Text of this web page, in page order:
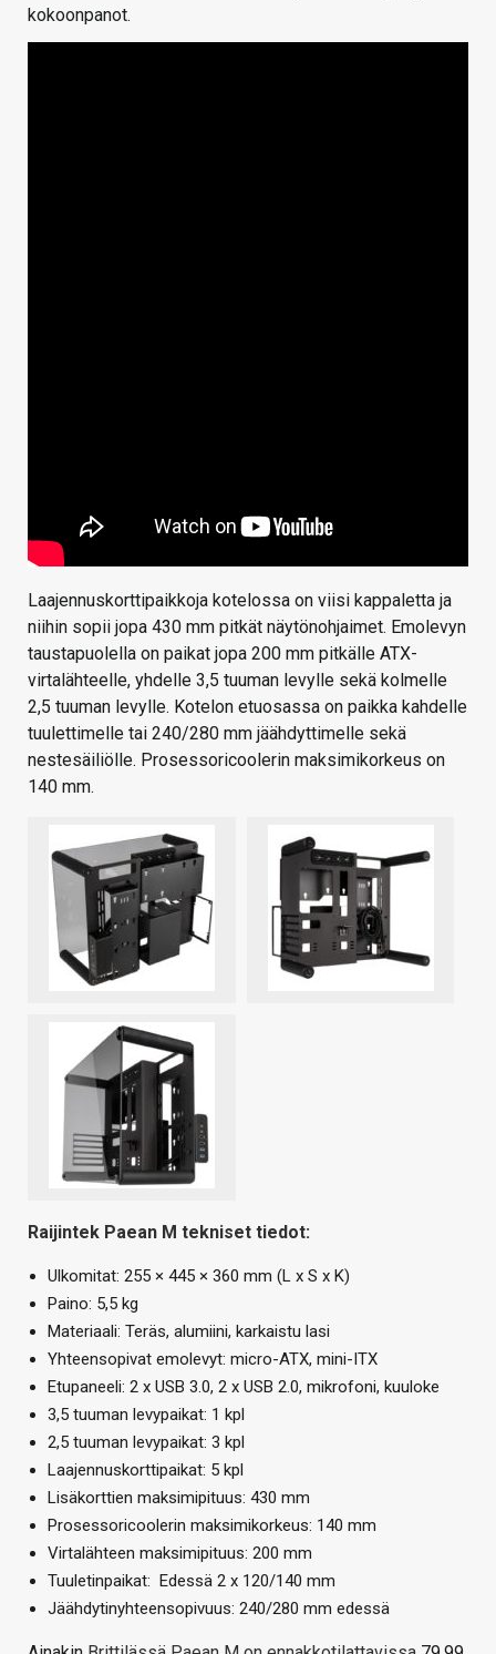
kokoonpanot.
Laajennuskorttipaikkoja kotelossa on viisi kappaletta ja
niihin sopii jopa 430 mm pitkät näytönohjaimet. Emolevyn
taustapuolella on paikat jopa 200 mm pitkälle ATX-
virtalähteelle, yhdelle 3,5 tuuman levylle sekä kolmelle
2,5 tuuman levylle. Kotelon etuosassa on paikka kahdelle
tuulettimelle tai 240/280 mm jäähdyttimelle sekä
nestesäiliölle. Prosessoricoolerin maksimikorkeus on
140 mm.
Raijintek Paean M tekniset tiedot:
Ulkomitat: 255 × 445 × 360 mm (L x S x K)
Paino: 5,5 kg
Materiaali: Teräs, alumiini, karkaistu lasi
Yhteensopivat emolevyt: micro-ATX, mini-ITX
Etupaneeli: 2 x USB 3.0, 2 x USB 2.0, mikrofoni, kuuloke
3,5 tuuman levypaikat: 1 kpl
2,5 tuuman levypaikat: 3 kpl
Laajennuskorttipaikat: 5 kpl
Lisäkorttien maksimipituus: 430 mm
Prosessoricoolerin maksimikorkeus: 140 mm
Virtalähteen maksimipituus: 200 mm
Tuuletinpaikat: Edessä 2 x 120/140 mm
Jäähdytinyhteensopivuus: 240/280 mm edessä